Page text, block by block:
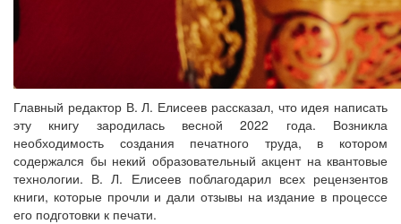
Главный редактор В. Л. Елисеев рассказал, что идея написать
эту книгу зародилась весной 2022 года. Возникла
необходимость создания печатного труда, в котором
содержался бы некий образовательный акцент на квантовые
технологии. В. Л. Елисеев поблагодарил всех рецензентов
книги, которые прочли и дали отзывы на издание в процессе
его подготовки к печати.